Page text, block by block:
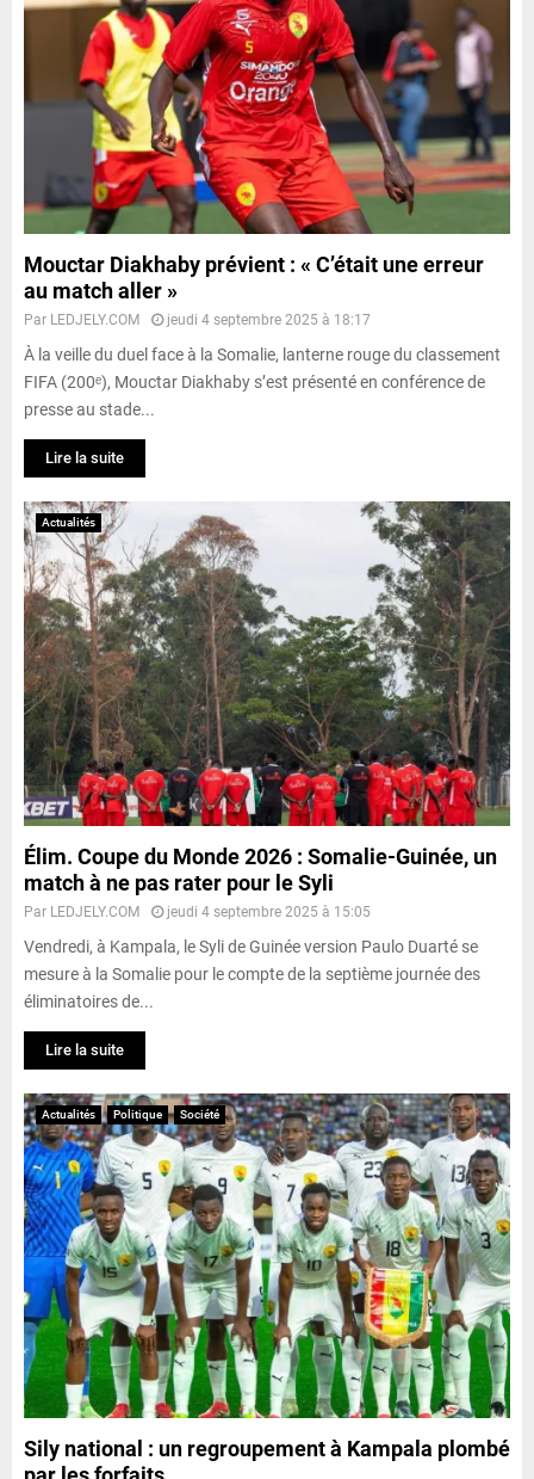
Mouctar Diakhaby prévient : « C’était une erreur
au match aller »
Par LEDJELY.COM jeudi 4 septembre 2025 à 18:17
À la veille du duel face à la Somalie, lanterne rouge du classement
FIFA (200ᵉ), Mouctar Diakhaby s’est présenté en conférence de
presse au stade...
Lire la suite
Actualités
Élim. Coupe du Monde 2026 : Somalie-Guinée, un
match à ne pas rater pour le Syli
Par LEDJELY.COM jeudi 4 septembre 2025 à 15:05
Vendredi, à Kampala, le Syli de Guinée version Paulo Duarté se
mesure à la Somalie pour le compte de la septième journée des
éliminatoires de...
Lire la suite
Actualités Politique Société
Sily national : un regroupement à Kampala plombé